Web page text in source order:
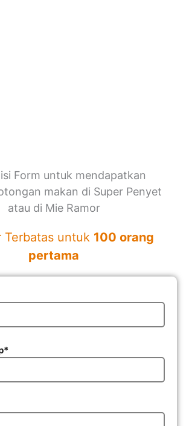
Form untuk mendapatkan
makan di Super Penyet
atau di Mie Ramor
Terbatas untuk 100 orang
pertama